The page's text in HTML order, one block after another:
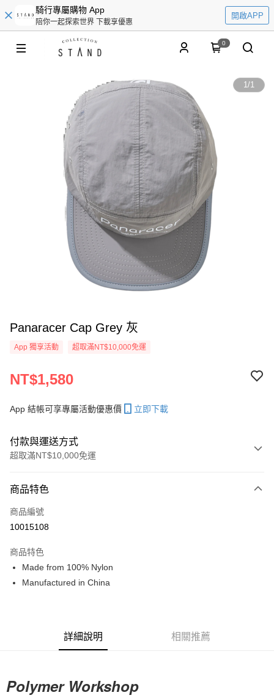
騎行專屬購物 App
陪你一起探索世界 下載享優惠
開啟APP
0
1/1
Panaracer Cap Grey 灰
App 獨享活動 超取滿NT$10,000免運
NT$1,580
App 結帳可享專屬活動優惠價 立即下載
付款與運送方式
超取滿NT$10,000免運
信用卡一次付款
超商取貨付款
Apple Pay
Google Pay
每筆NT$80，滿NT$10,000(含以上)免運費
每筆NT$80，滿NT$10,000(含以上)免運費
商品特色
商品編號
10015108
商品特色
Made from 100% Nylon
Manufactured in China
詳細說明 相關推薦
Polymer Workshop